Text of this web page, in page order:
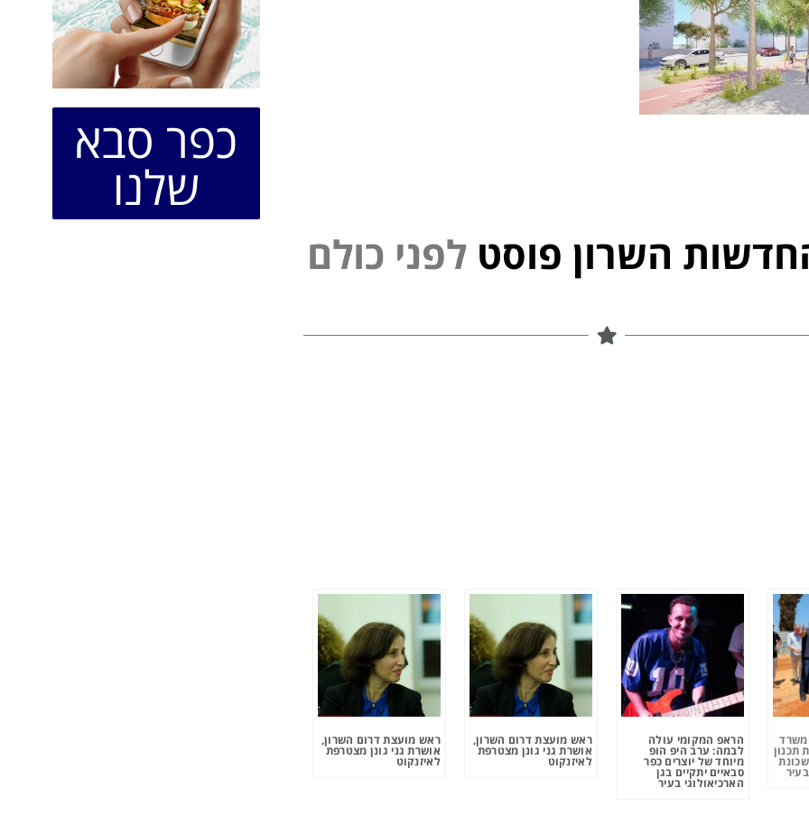
השרון פוסט פ נ י כולם
תכנון
הראפ המקומי עולה
לבמה: ערב היפ הופ
מיוחד של יוצרים כפר
סבאיים יתקיים בגן
הארכיאולוגי בעיר
ראש מועצת דרום השרון,
אושרת גני גונן מצטרפת
לאיזנקוט
ראש מועצת דרום השרון,
אושרת גני גונן מצטרפת
לאיזנקוט
כפר סבא
שלנו